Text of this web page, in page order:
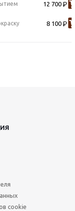
12 700 Р
8 100 Р
cookie